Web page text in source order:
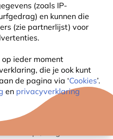
(zoals IP-
en kunnen die
(zie partnerlijst) voor
ieder moment
die je ook kunt
de pagina via ‘Cookies’.
en privacyverklaring
MET ELKE
aankoop je dichter bij
Natuurpunten terwijl